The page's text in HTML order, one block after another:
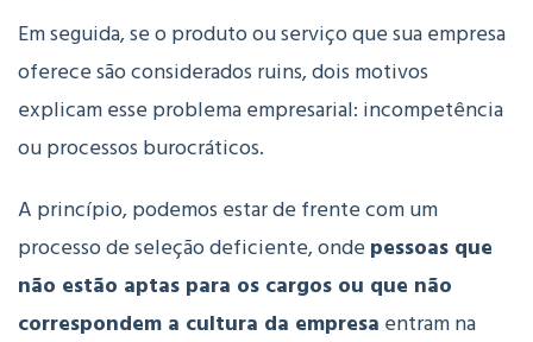
Em seguida, se o produto ou serviço que sua empresa
oferece são considerados ruins, dois motivos
explicam esse problema empresarial: incompetência
ou processos burocráticos.
A princípio, podemos estar de frente com um
processo de seleção deficiente, onde pessoas que
não estão aptas para os cargos ou que não
correspondem a cultura da empresa entram na